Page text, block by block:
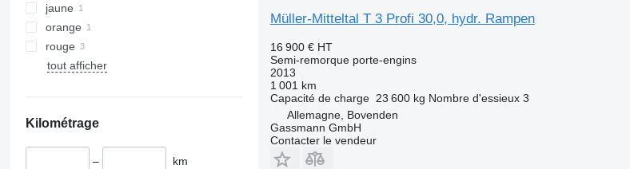
jaune
orange
rouge
tout afficher
Kilométrage
– km
Müller-Mitteltal T 3 Profi 30,0, hydr. Rampen
16 900 € HT
Semi-remorque porte-engins
2013
1 001 km
Capacité de charge 23 600 kg Nombre d'essieux 3
Allemagne, Bovenden
Gassmann GmbH
Contacter le vendeur